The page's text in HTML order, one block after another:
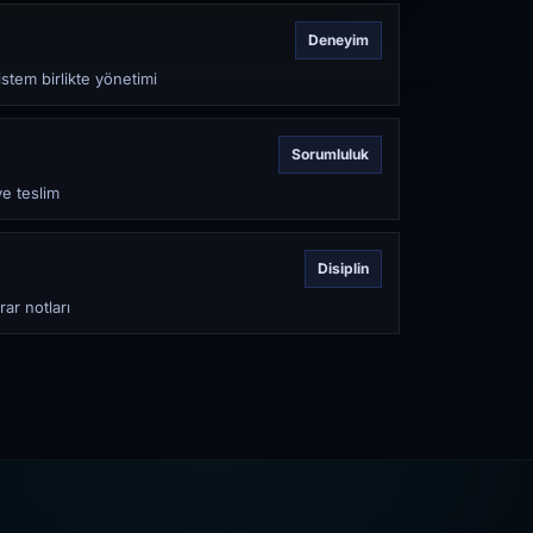
Deneyim
birlikte yönetimi
Sorumluluk
teslim
Disiplin
notları